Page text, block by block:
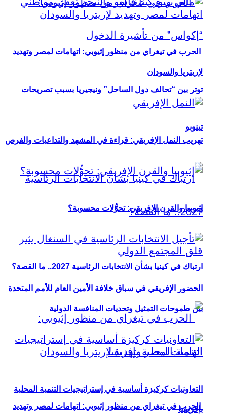
توتر بين “تحالف دول الساحل” ونيجيريا بسبب تصريحات
تينوبو
ارتباك في كينيا بشأن الانتخابات الرئاسية 2027.. ما القصة؟
الحرب في تيغراي من منظور إثيوبي: اتهامات لمصر وتهديد
الحرب في تيغراي من منظور إثيوبي: اتهامات لمصر وتهديد
لإريتريا والسودان
تهريب النمل الإفريقي: قراءة في المشهد والتداعيات والفرص
إثيوبيا والقرن الإفريقي: تحوُّلات محسوبة؟
الحضور الإفريقي في سباق خلافة الأمين العام للأمم المتحدة
بين طموحات التمثيل وتحديات المنافسة الدولية
التعاونيات كركيزة أساسية في إستراتيجيات التنمية المحلية
بإفريقيا